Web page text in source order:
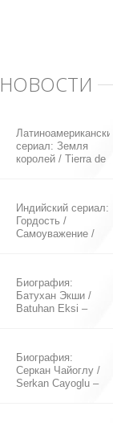
НОВОСТИ
Латиноамериканский
сериал: Земля
королей / Tierra de
Индийский сериал:
Гордость /
Самоуважение /
Биография:
Батухан Экши /
Batuhan Eksi –
Биография:
Серкан Чайоглу /
Serkan Cayoglu –